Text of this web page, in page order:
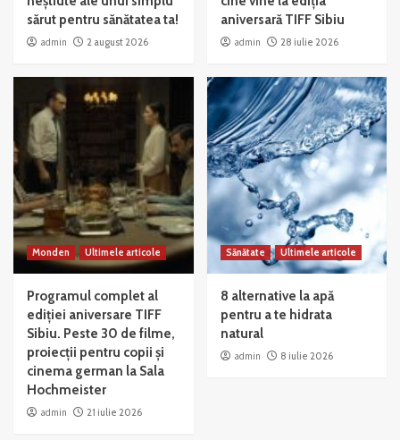
sărut pentru sănătatea ta!
admin 2 august 2026
aniversară TIFF Sibiu
admin 28 iulie 2026
Monden Ultimele articole
Programul complet al
ediției aniversare TIFF
Sibiu. Peste 30 de filme,
proiecții pentru copii și
cinema german la Sala
Hochmeister
admin 21 iulie 2026
Sănătate Ultimele articole
8 alternative la apă
pentru a te hidrata
natural
admin 8 iulie 2026